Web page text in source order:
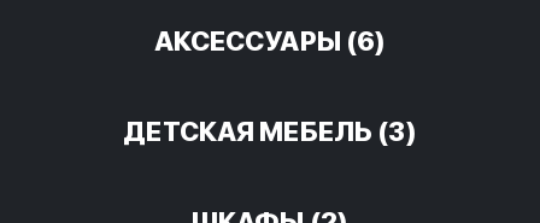
АКСЕССУАРЫ (6)
ДЕТСКАЯ МЕБЕЛЬ (3)